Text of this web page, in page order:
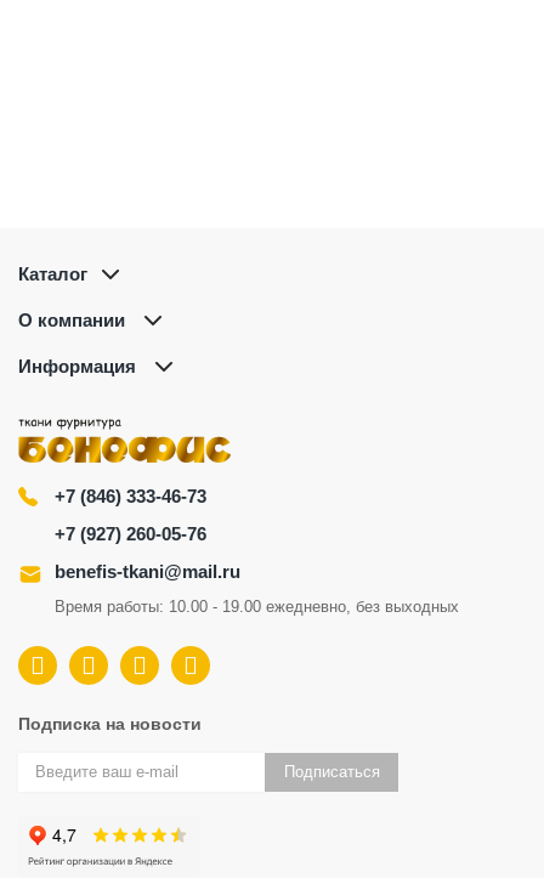
Каталог
О компании
Информация
+7 (846) 333-46-73
+7 (927) 260-05-76
benefis-tkani@mail.ru
Время работы: 10.00 - 19.00 ежедневно, без выходных
Подписка на новости
Подписаться